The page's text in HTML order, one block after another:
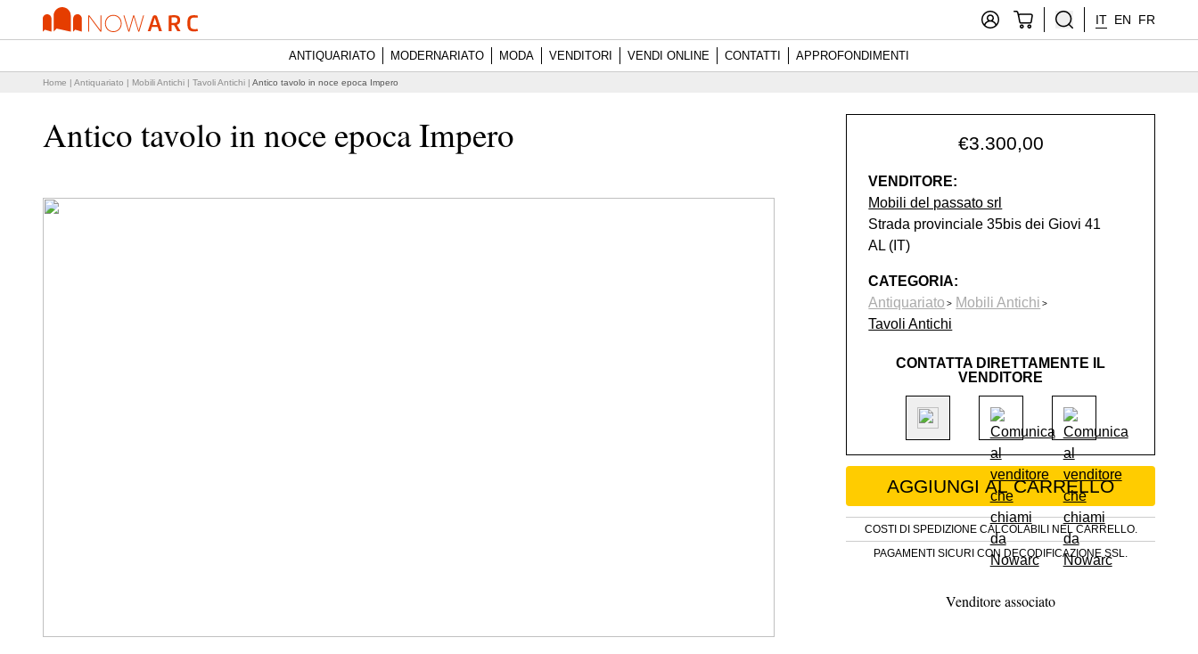
IT EN FR
ANTIQUARIATO MODERNARIATO MODA VENDITORI VENDI ONLINE CONTATTI APPROFONDIMENTI
Home | Antiquariato | Mobili Antichi | Tavoli Antichi | Antico tavolo in noce epoca Impero
Antico tavolo in noce epoca Impero €3.300,00
VENDITORE:
Mobili del passato srl
Strada provinciale 35bis dei Giovi 41
AL (IT)
CATEGORIA:
Antiquariato
Mobili Antichi
Tavoli Antichi
CONTATTA DIRETTAMENTE IL
VENDITORE
Antico tavolo in noce epoca Impero
AGGIUNGI AL CARRELLO
COSTI DI SPEDIZIONE CALCOLABILI NEL CARRELLO.
PAGAMENTI SICURI CON DECODIFICAZIONE SSL.
Venditore associato